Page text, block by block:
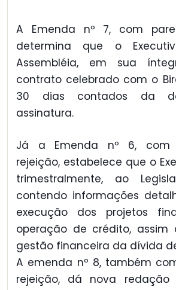
A Emenda nº 7, com
determina que o
Assembléia, em sua
contrato celebrado com o
30 dias contados da
assinatura.
Já a Emenda nº 6, com
rejeição, estabelece que o
trimestralmente, ao
contendo informações
execução dos projetos
operação de crédito, assim
gestão financeira da dívida
A emenda nº 8, também
rejeição, dá nova